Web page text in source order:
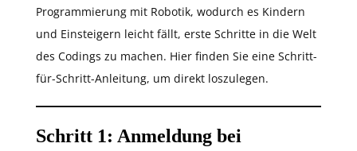
Programmierung mit Robotik, wodurch es Kindern
und Einsteigern leicht fällt, erste Schritte in die Welt
des Codings zu machen. Hier finden Sie eine Schritt-
für-Schritt-Anleitung, um direkt loszulegen.
Schritt 1: Anmeldung bei